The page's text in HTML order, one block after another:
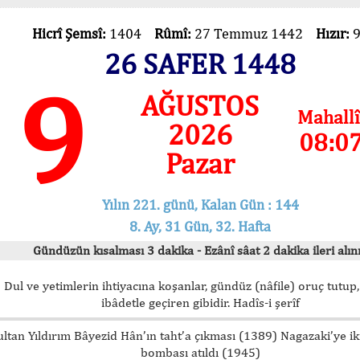
Hicrî Şemsî: 1404 Rûmî: 27 Temmuz 1442 Hızır:
26 SAFER 1448
9
AĞUSTOS
2026
Pazar
Yılın 221. günü, Kalan Gün : 144
8. Ay, 31 Gün, 32. Hafta
Gündüzün kısalması 3 dakika - Ezânî sâat 2 dakika ileri
Dul ve yetimlerin ihtiyacına koşanlar, gündüz (nâfile) oruç
ibâdetle geçiren gibidir. Hadîs-i şerîf
Yıldırım Bâyezid Hân’ın taht’a çıkması (1389) Nagazaki’ye
bombası atıldı (1945)